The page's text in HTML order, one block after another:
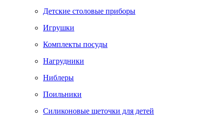
Детские столовые приборы
Игрушки
Комплекты посуды
Нагрудники
Ниблеры
Поильники
Силиконовые щеточки для детей